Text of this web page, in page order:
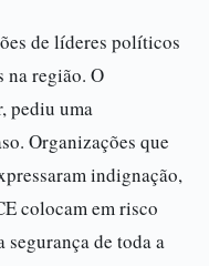
de líderes políticos
na região. O
pediu uma
Organizações que
indignação,
colocam em risco
segurança de toda a